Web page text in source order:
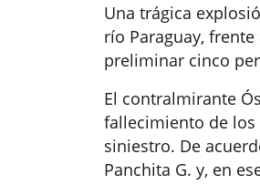
Una trágica
río Paraguay,
preliminar cinco
El contralmirante
fallecimiento de
siniestro. De
Panchita G. y, en